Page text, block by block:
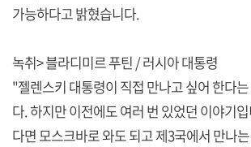
가능하다고 밝혔습니다.
녹취> 블라디미르 푸틴 / 러시아 대통령
"젤렌스키 대통령이 직접 만나고 싶어 한다
다. 하지만 이전에도 여러 번 있었던 이야기
다면 모스크바로 와도 되고 제3국에서 만나